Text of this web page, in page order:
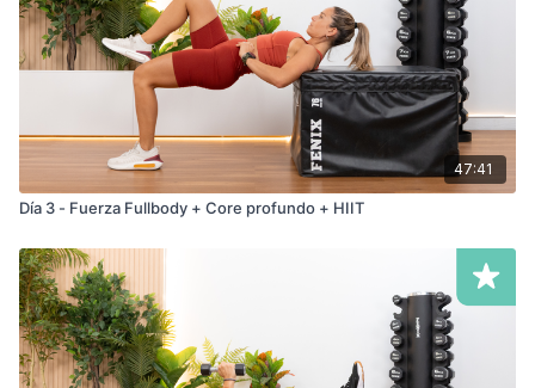
47:41
Día 3 - Fuerza Fullbody + Core profundo + HIIT